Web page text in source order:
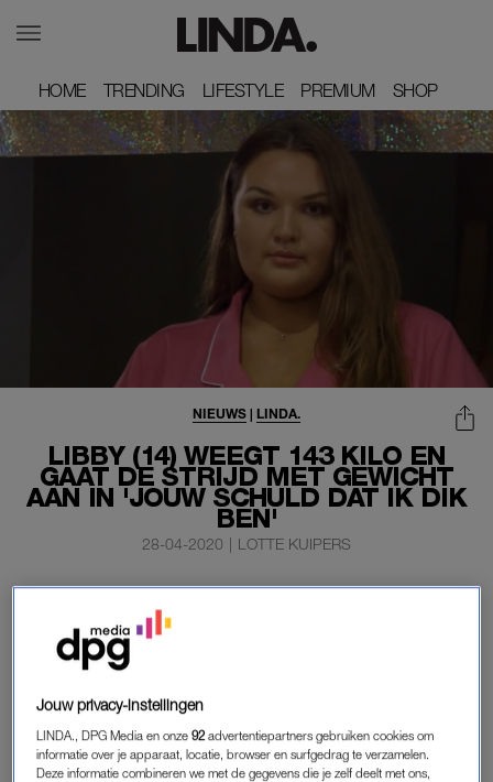
HOME
HOME TRENDING
TRENDING LIFESTYLE
LIFESTYLE PREMIUM
PREMIUM SHOP
SHOP
LIBBY (14) WEEGT 143 KILO EN
GAAT DE STRIJD MET GEWICHT
AAN IN 'JOUW SCHULD DAT IK DIK
BEN'
NIEUWS | LINDA.
28-04-2020 | LOTTE KUIPERS
In het programma ‘Jouw schuld dat ik dik ben’ gaan
tieners met overgewicht de confrontatie met hun ouders
aan. Zo geeft de Britse Libby (14) haar ouders de schuld
van haar gewicht.
“Ik haat mezelf. Echt. Ik haat mijn lichaam, mijn benen mijn
armen, mijn onderkin”, vertelt Libby.
Jouw privacy-instellingen
LINDA., DPG Media en onze92 advertentiepartners gebruiken cookies om
informatie over je apparaat, locatie, browser en surfgedrag te verzamelen.
Deze informatie combineren we met de gegevens die je zelf deelt met ons,